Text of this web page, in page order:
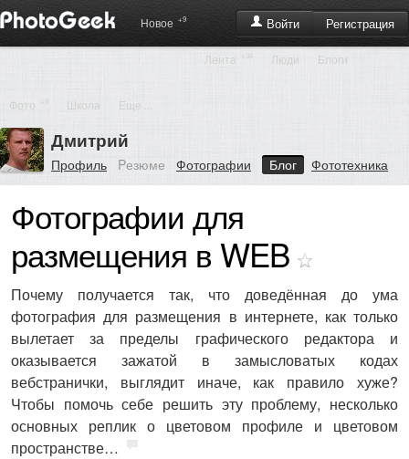
Войти Регистрация
Новое +9
Лента Люди Блоги
Фото +9 Школа Еще ...
Дмитрий
Профиль Pезюме Фотографии Блог Фототехника
Фотографии для
размещения в WEB
Почему получается так, что доведённая до ума
фотография для размещения в интернете, как только
вылетает за пределы графического редактора и
оказывается зажатой в замысловатых кодах
вебстранички, выглядит иначе, как правило хуже?
Чтобы помочь себе решить эту проблему, несколько
основных реплик о цветовом профиле и цветовом
пространстве…